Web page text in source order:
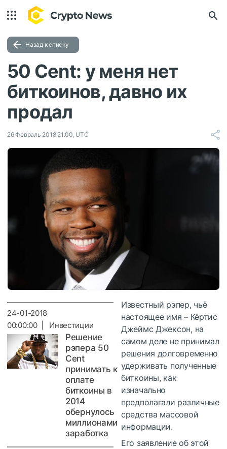
Назад к списку
50 Cent: у меня нет
биткоинов, давно их
продал
26 Февраль 2018 21:00, UTC
24-01-2018
00:00:00 | Инвестиции
Решение
рэпера 50
Cent
принимать к
оплате
биткоины в
2014
обернулось
миллионами
заработка
Известный рэпер, чьё
настоящее имя – Кёртис
Джеймс Джексон, на
самом деле не принимал
решения долговременно
удерживать полученные
биткоины, как
изначально
предполагали различные
средства массовой
информации.
Его заявление об этой